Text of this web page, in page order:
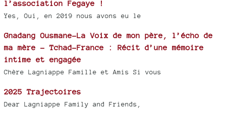
l’association Fegaye !
Yes, Oui, en 2019 nous avons eu le
Gnadang Ousmane-La Voix de mon père, l’écho de
ma mère - Tchad-France : Récit d’une mémoire
intime et engagée
Chère Lagniappe Famille et Amis Si vous
2025 Trajectoires
Dear Lagniappe Family and Friends,